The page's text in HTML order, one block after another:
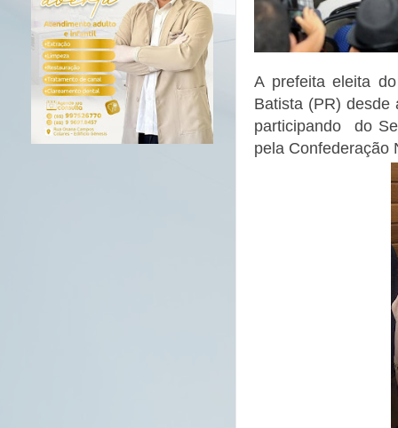
A prefeita eleita
Batista (PR) desde
participando do
pela Confederação